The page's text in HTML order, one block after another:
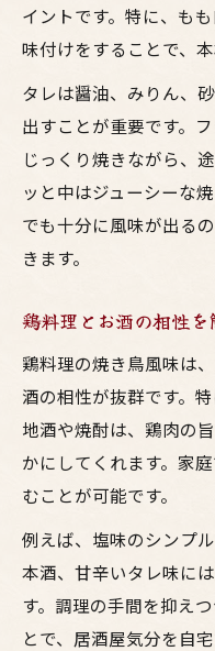
イントです。特に、も
味付けをすることで、
タレは醤油、みりん、
出すことが重要です。
じっくり焼きながら、
ッと中はジューシーな
でも十分に風味が出る
きます。
鶏料理とお酒の相性
鶏料理の焼き鳥風味は
酒の相性が抜群です。
地酒や焼酎は、鶏肉の
かにしてくれます。家
むことが可能です。
例えば、塩味のシンプ
本酒、甘辛いタレ味に
す。調理の手間を抑え
とで、居酒屋気分を自